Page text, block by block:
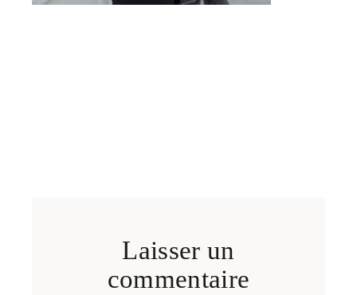
Laisser un
commentaire